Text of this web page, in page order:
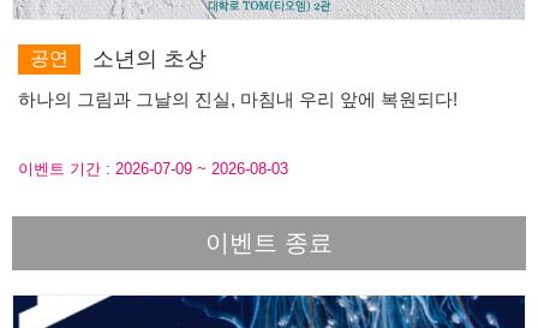
공연 소년의 초상
하나의 그림과 그날의 진실, 마침내 우리 앞에 복원되다!
이벤트 기간 : 2026-07-09 ~ 2026-08-03
이벤트 종료